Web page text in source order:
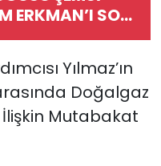
ERKMAN’I SON
Yılmaz’ın
Doğalgaz
İlişkin Mutabakat